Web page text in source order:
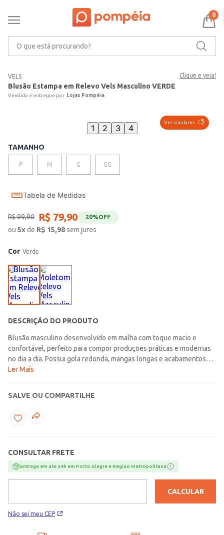
0
VELS Clique e veja!
Blusão Estampa em Relevo Vels Masculino VERDE
Lojas Pompéia
Ver similares
1 2 3 4
TAMANHO
P M G GG
Tabela de Medidas
R$99,90 R$ 79,90 20%OFF
ou 5xde R$ 15,98sem juros
Cor Verde
DESCRIÇÃO DO PRODUTO
Blusão masculino desenvolvido em malha com toque macio e
confortável, perfeito para compor produções práticas e modernas
no dia a dia. Possui gola redonda, mangas longas e acabamentos
simples que garantem um caimento confortável e versátil para
moderno cheio de personalidade. Uma opção confortável e
estilosa, ideal para criar looks casuais e modernos para diversos
momentos da rotina!\n\nTecido: Malha\nComposição: 98%
Ler Mais
SALVE OU COMPARTILHE
CONSULTAR FRETE
Entrega em ate 24h em Porto Alegre e Regiao Metropolitana
Não sei meu CEP
CALCULAR